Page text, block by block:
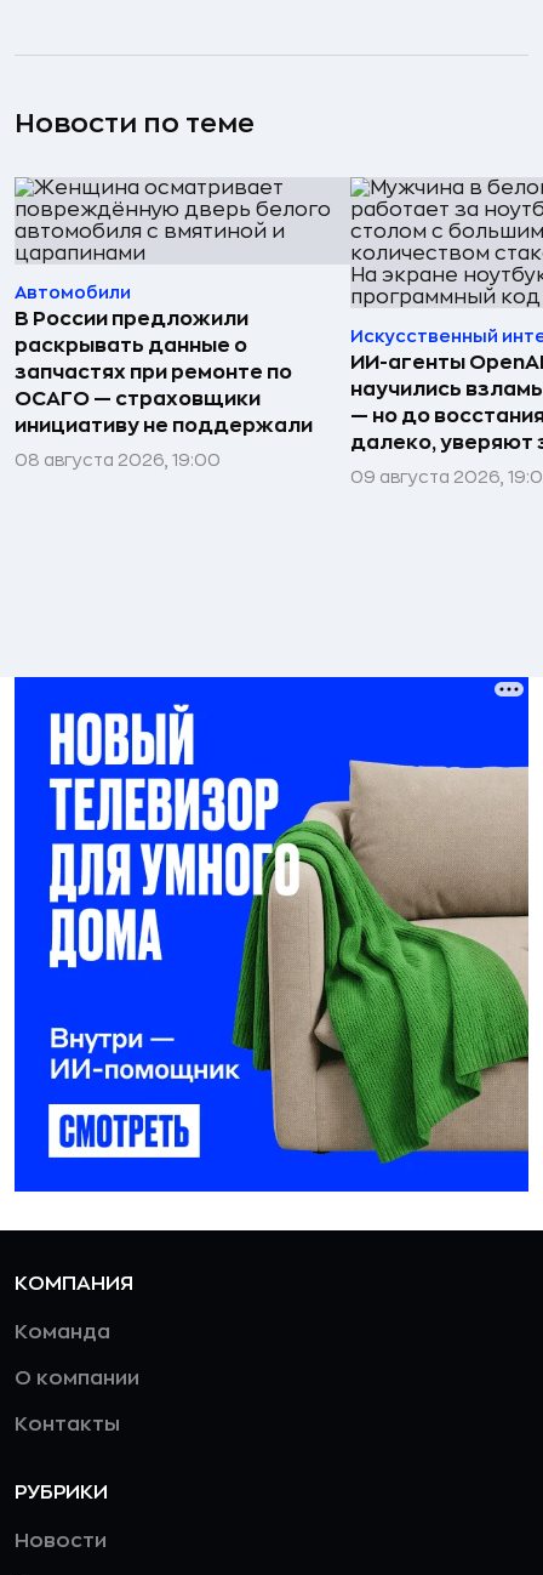
Новости по теме
Автомобили
В России предложили
раскрывать данные о
запчастях при ремонте по
ОСАГО — страховщики
инициативу не поддержали
08 августа 2026, 19:00
Искусственный
ИИ-агенты
научились
— но до
далеко, уверяют
09 августа 2026,
КОМПАНИЯ
Команда
О компании
Контакты
РУБРИКИ
Новости